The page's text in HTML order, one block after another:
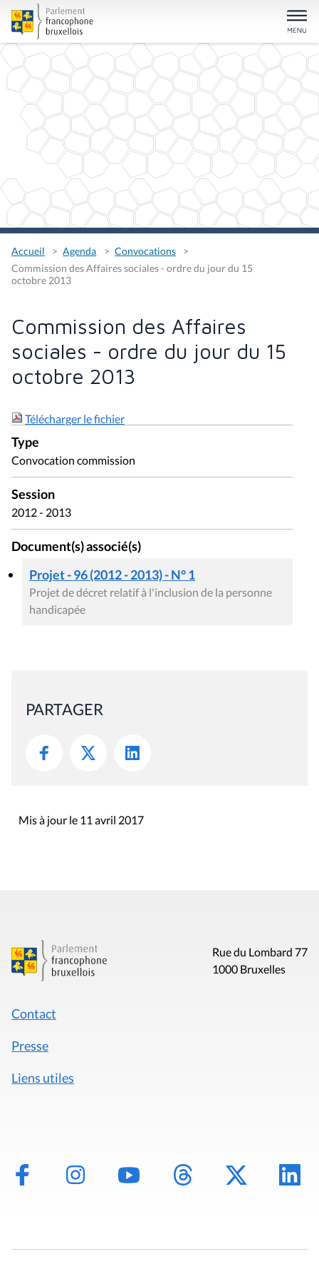
Accueil Agenda
Convocations
Commission des Affaires sociales - ordre du jour du 15
octobre 2013
Commission des Affaires
sociales - ordre du jour du 15
octobre 2013
Télécharger le fichier
Type
Convocation commission
Session
2012 - 2013
Document(s) associé(s)
Projet - 96 (2012 - 2013) - N° 1
Projet de décret relatif à l'inclusion de la personne
handicapée
PARTAGER
Mis à jour le 11 avril 2017
Rue du Lombard 77
1000 Bruxelles
Contact
Presse
Liens utiles